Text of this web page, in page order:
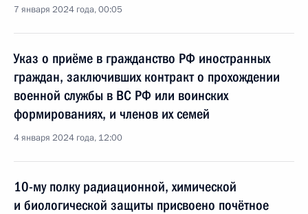
7 января 2024 года, 00:05
Указ о приёме в гражданство РФ иностранных
граждан, заключивших контракт о прохождении
военной службы в ВС РФ или воинских
формированиях, и членов их семей
4 января 2024 года, 12:00
10-му полку радиационной, химической
и биологической защиты присвоено почётное